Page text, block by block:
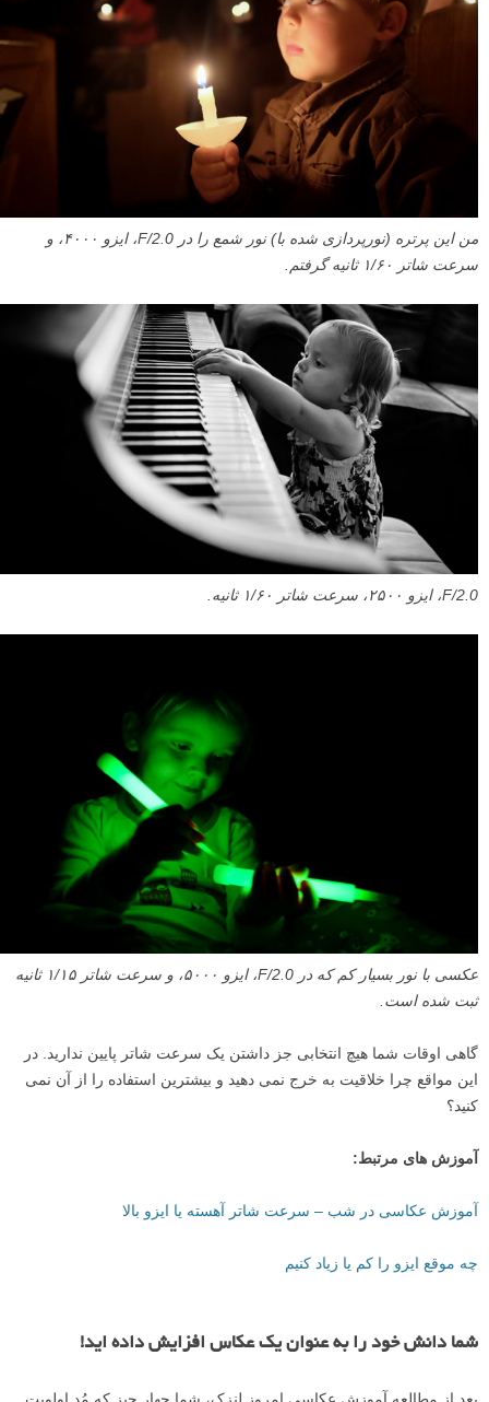
عکس ها تار می شوند، چون نور کافی وجود ندارد و مدت بیشتری طول می
کشد تا دوربین عکس را ثبت کند. از لحاظ تکنیکی، این مشکل سرعت شاتر
کم یا آهسته است.
نکته مهمی که باید بدانید این است که باید نور بیشتری را وارد دوربین کنید.
شما می توانید با باز کردن دیافراگم تا آخر، نور بیشتری را وارد دوربین کنید.
همچنین باید ایزو را بالاتر ببرید (۱۶۰۰، ۳۲۰۰، یا ۶۴۰۰).
سرعت شاتر شما ممکن است هنوز هم کمی پایین باشد، که می تواند به
تاری حرکتیدر عکس هایتان منجر شود. اما اگر در حین عکس گرفتن ثابت
F/2.0، ایزو ۲۵۰۰، سرعت شاتر ۱/۶۰ ثانیه.